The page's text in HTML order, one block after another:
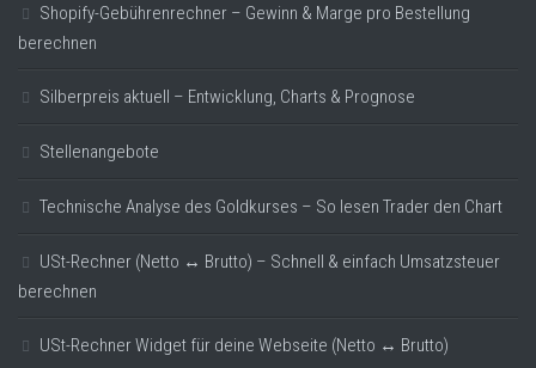
Shopify-Gebührenrechner – Gewinn & Marge pro Bestellung
berechnen
Silberpreis aktuell – Entwicklung, Charts & Prognose
Stellenangebote
Technische Analyse des Goldkurses – So lesen Trader den Chart
USt-Rechner (Netto ↔ Brutto) – Schnell & einfach Umsatzsteuer
berechnen
USt-Rechner Widget für deine Webseite (Netto ↔ Brutto)